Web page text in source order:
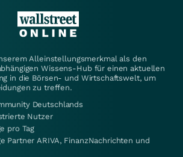
Alleinstellungsmerkmal als den
Wissens-Hub für einen aktuellen
in die Börsen- und Wirtschaftswelt, um
zu treffen.
Deutschlands
Nutzer
pro Tag
Partner ARIVA, FinanzNachrichten und